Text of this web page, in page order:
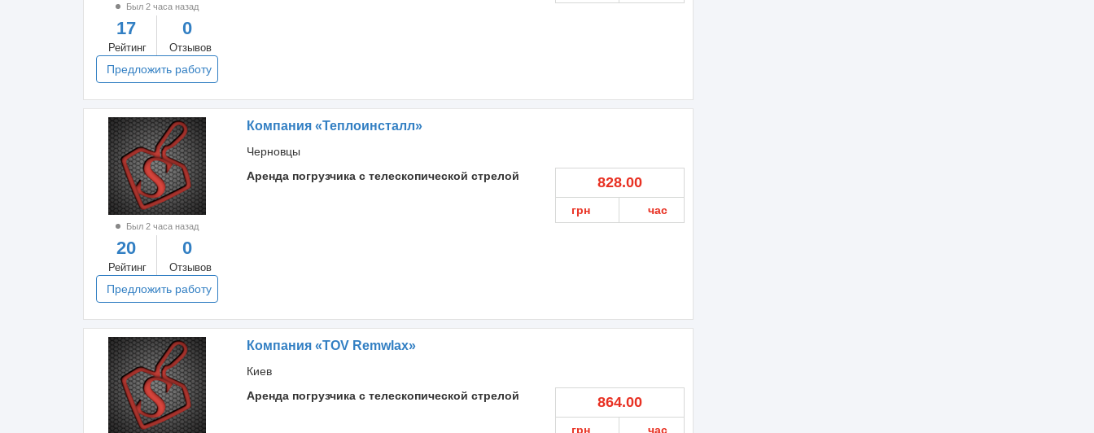
Был 2 часа назад
17
Рейтинг
0
Отзывов
Предложить работу
Был 2 часа назад
20
Рейтинг
0
Отзывов
Предложить работу
Компания «Теплоинсталл»
Черновцы
Аренда погрузчика с телескопической стрелой
828.00
грн час
Компания «TOV Remwlax»
Киев
Аренда погрузчика с телескопической стрелой
864.00
грн час